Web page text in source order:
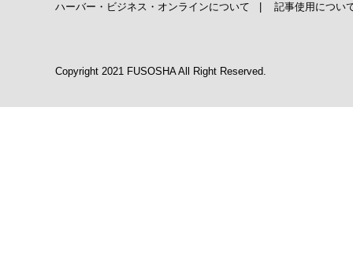
ハーバー・ビジネス・オンラインについて 記事使用につい
Copyright 2021 FUSOSHA All Right Reserved.